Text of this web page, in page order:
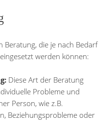
Beratung, die je nach Bedarf
werden können:
Diese Art der Beratung
Probleme und
Person, wie z.B.
Beziehungsprobleme oder